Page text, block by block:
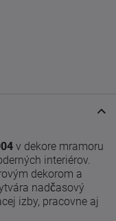
v dekore mramoru
interiérov.
dekorom a
nadčasový
izby, pracovne aj